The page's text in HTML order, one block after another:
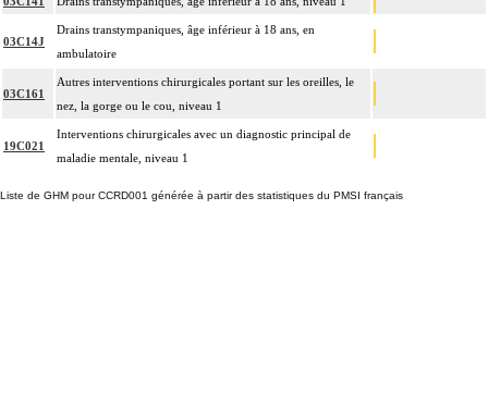
03C14J
Drains transtympaniques, âge inférieur à 18 ans, en
ambulatoire
03C161
Autres interventions chirurgicales portant sur les oreilles, le
nez, la gorge ou le cou, niveau 1
19C021
Interventions chirurgicales avec un diagnostic principal de
maladie mentale, niveau 1
Liste de GHM pour CCRD001 générée à partir des statistiques du PMSI français